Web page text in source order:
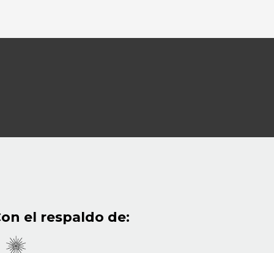
el respaldo de: